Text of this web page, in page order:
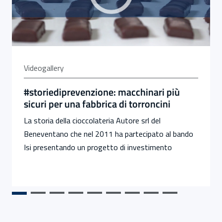
Videogallery
#storiediprevenzione: macchinari più
sicuri per una fabbrica di torroncini
La storia della cioccolateria Autore srl del
Beneventano che nel 2011 ha partecipato al bando
Isi presentando un progetto di investimento